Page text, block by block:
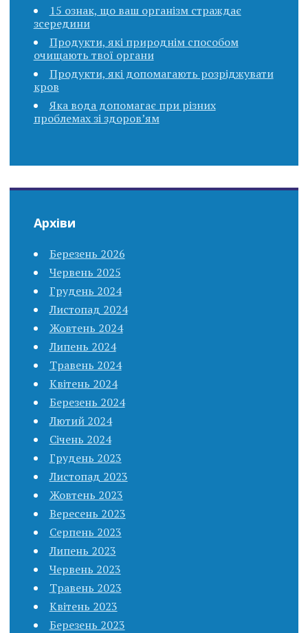
15 ознак, що ваш організм страждає
зсередини
Продукти, які природнім способом
очищають твої органи
Продукти, які допомагають розріджувати
кров
Яка вода допомагає при різних
проблемах зі здоров’ям
Архіви
Березень 2026
Червень 2025
Грудень 2024
Листопад 2024
Жовтень 2024
Липень 2024
Травень 2024
Квітень 2024
Березень 2024
Лютий 2024
Січень 2024
Грудень 2023
Листопад 2023
Жовтень 2023
Вересень 2023
Серпень 2023
Липень 2023
Червень 2023
Травень 2023
Квітень 2023
Березень 2023